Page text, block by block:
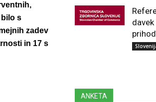
s
zadev
in 17 s
ANKETA